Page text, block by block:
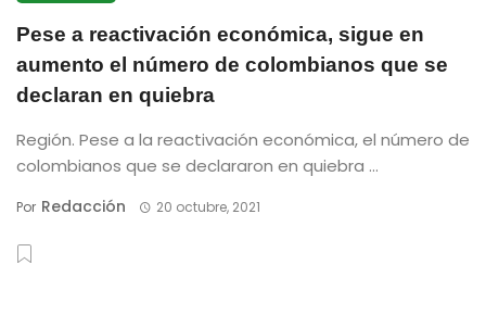
Pese a reactivación económica, sigue en
aumento el número de colombianos que se
declaran en quiebra
Región. Pese a la reactivación económica, el número de
colombianos que se declararon en quiebra ...
Por Redacción 20 octubre, 2021